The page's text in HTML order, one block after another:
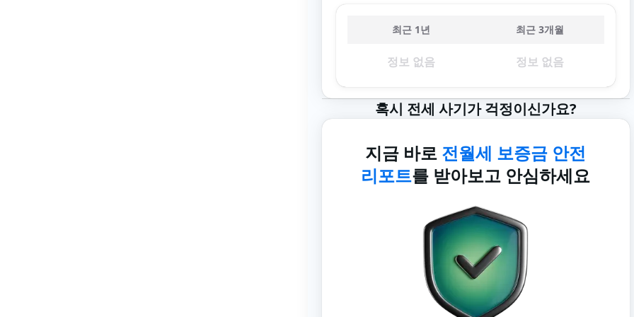
최근 1년 최근 3개월
정보 없음 정보 없음
혹시 전세 사기가 걱정이신가요?
지금 바로 전월세 보증금 안전
리포트를 받아보고 안심하세요